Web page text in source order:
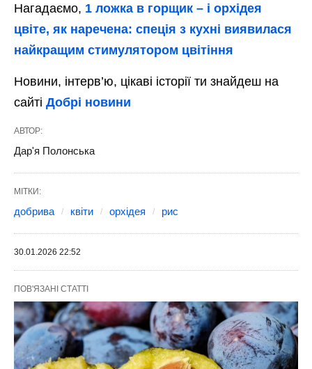
Нагадаємо, 1 ложка в горщик – і орхідея
цвіте, як наречена: спеція з кухні виявилася
найкращим стимулятором цвітіння
Новини, інтерв’ю, цікаві історії ти знайдеш на
сайті Добрі новини
АВТОР:
Дар'я Полонська
МІТКИ:
добрива квіти орхідея рис
30.01.2026 22:52
ПОВ'ЯЗАНІ СТАТТІ